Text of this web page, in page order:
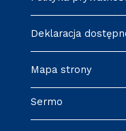
Deklaracja
Mapa strony
Sermo